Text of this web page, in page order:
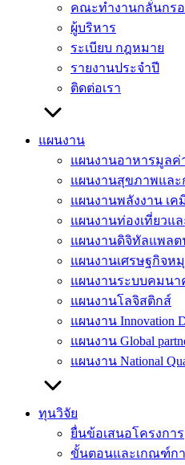
คณะทำงานกลั่นกร
ผู้บริหาร
ระเบียบ กฎหมาย
รายงานประจำปี
ติดต่อเรา
แผนงาน
แผนงานอาหารมูลค่
แผนงานสุขภาพและ
แผนงานพลังงาน เ
แผนงานท่องเที่ยวแ
แผนงานดิจิทัลแพลต
แผนงานเศรษฐกิจห
แผนงานระบบคมน
แผนงานโลจิสติกส์
แผนงาน Innovation
แผนงาน Global
แผนงาน National
ทุนวิจัย
ยื่นข้อเสนอโครงการ
ขั้นตอนและเกณฑ์ก